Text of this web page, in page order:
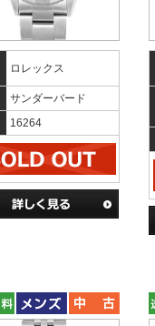
ロレックス
サンダーバード
16264